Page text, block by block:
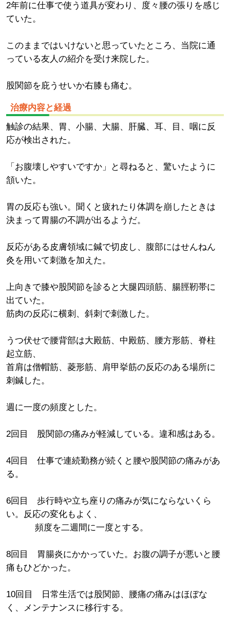
2年前に仕事で使う道具が変わり、度々腰の張りを感じ
ていた。
このままではいけないと思っていたところ、当院に通
っている友人の紹介を受け来院した。
股関節を庇うせいか右膝も痛む。
治療内容と経過
触診の結果、胃、小腸、大腸、肝臓、耳、目、咽に反
応が検出された。
「お腹壊しやすいですか」と尋ねると、驚いたように
頷いた。
胃の反応も強い。聞くと疲れたり体調を崩したときは
決まって胃腸の不調が出るようだ。
反応がある皮膚領域に鍼で切皮し、腹部にはせんねん
灸を用いて刺激を加えた。
上向きで膝や股関節を診ると大腿四頭筋、腸脛靭帯に
出ていた。
筋肉の反応に横刺、斜刺で刺激した。
うつ伏せで腰背部は大殿筋、中殿筋、腰方形筋、脊柱
起立筋、
首肩は僧帽筋、菱形筋、肩甲挙筋の反応のある場所に
刺鍼した。
週に一度の頻度とした。
2回目 股関節の痛みが軽減している。違和感はある。
4回目 仕事で連続勤務が続くと腰や股関節の痛みがあ
る。
6回目 歩行時や立ち座りの痛みが気にならないくら
い。反応の変化もよく、
頻度を二週間に一度とする。
8回目 胃腸炎にかかっていた。お腹の調子が悪いと腰
痛もひどかった。
10回目 日常生活では股関節、腰痛の痛みはほぼな
く、メンテナンスに移行する。